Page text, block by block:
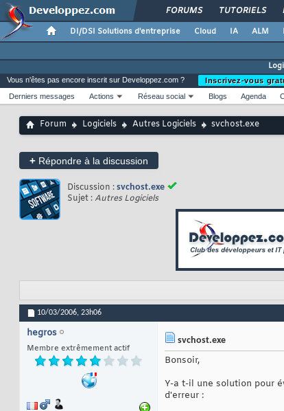
FORUMS TUTORIELS
DI/DSI Solutions d'entreprise Cloud IA ALM
Vous n'êtes pas encore inscrit sur Developpez.com ?
Inscrivez-vous
Derniers messages
Actions Réseau social Blogs Agenda
Forum Logiciels Autres Logiciels svchost.exe
+ Répondre à la discussion
Discussion : svchost.exe
Sujet :Autres Logiciels
10/03/2006, 23h06
hegros
Membre extrêmement actif
svchost.exe
Bonsoir,
Y-a t-il une solution pour
d'erreur :